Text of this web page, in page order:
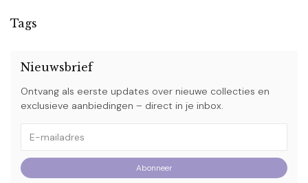
Tags
Nieuwsbrief
Ontvang als eerste updates over nieuwe collecties en
exclusieve aanbiedingen – direct in je inbox.
Abonneer